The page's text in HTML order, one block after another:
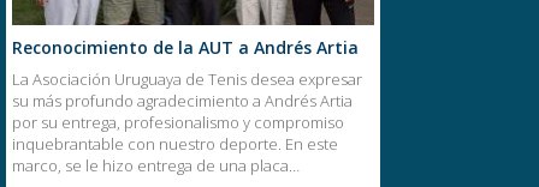
Reconocimiento de la AUT a Andrés Artia
La Asociación Uruguaya de Tenis desea expresar
su más profundo agradecimiento a Andrés Artia
por su entrega, profesionalismo y compromiso
inquebrantable con nuestro deporte. En este
marco, se le hizo entrega de una placa…